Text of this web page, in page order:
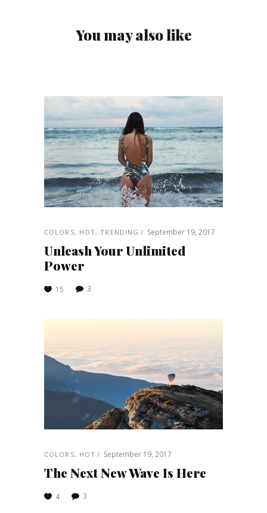
You may also like
COLORS, HOT,TRENDING September 19, 2017
Unleash Your Unlimited
Power
15 3
COLORS, HOT September 19, 2017
The Next New Wave Is Here
4 3